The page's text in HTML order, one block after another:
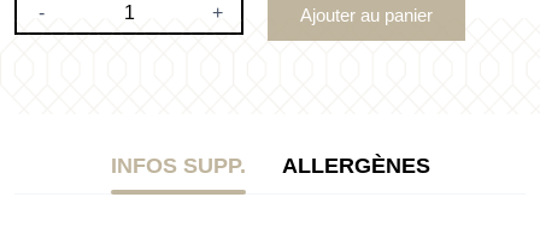
- + Ajouter au panier
INFOS SUPP. ALLERGÈNES